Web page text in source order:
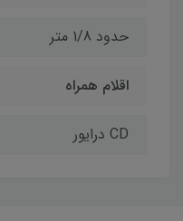
حدود 1/8 متر
اقلام همراه
CD درایور